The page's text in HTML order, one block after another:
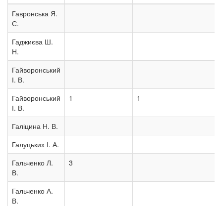
Гавронська Я.
С.
Гаджиєва Ш.
Н.
Гайворонський
І. В.
Гайворонський
І. В.
1 1
Галіцина Н. В.
Галуцьких І. А.
Гальченко Л.
В.
3
Гальченко А.
В.